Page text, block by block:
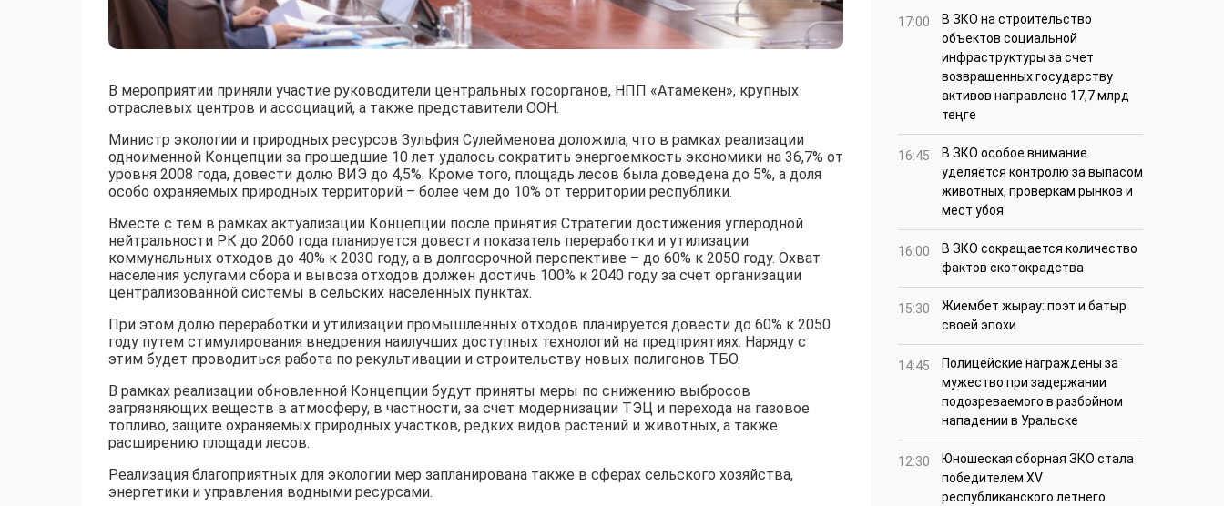
В мероприятии приняли участие руководители центральных госорганов, НПП «Атамекен», крупных
отраслевых центров и ассоциаций, а также представители ООН.
Министр экологии и природных ресурсов Зульфия Сулейменова доложила, что в рамках реализации
одноименной Концепции за прошедшие 10 лет удалось сократить энергоемкость экономики на 36,7% от
уровня 2008 года, довести долю ВИЭ до 4,5%. Кроме того, площадь лесов была доведена до 5%, а доля
особо охраняемых природных территорий – более чем до 10% от территории республики.
Вместе с тем в рамках актуализации Концепции после принятия Стратегии достижения углеродной
нейтральности РК до 2060 года планируется довести показатель переработки и утилизации
коммунальных отходов до 40% к 2030 году, а в долгосрочной перспективе – до 60% к 2050 году. Охват
населения услугами сбора и вывоза отходов должен достичь 100% к 2040 году за счет организации
централизованной системы в сельских населенных пунктах.
При этом долю переработки и утилизации промышленных отходов планируется довести до 60% к 2050
году путем стимулирования внедрения наилучших доступных технологий на предприятиях. Наряду с
этим будет проводиться работа по рекультивации и строительству новых полигонов ТБО.
В рамках реализации обновленной Концепции будут приняты меры по снижению выбросов
загрязняющих веществ в атмосферу, в частности, за счет модернизации ТЭЦ и перехода на газовое
топливо, защите охраняемых природных участков, редких видов растений и животных, а также
расширению площади лесов.
Реализация благоприятных для экологии мер запланирована также в сферах сельского хозяйства,
энергетики и управления водными ресурсами.
17:00
В ЗКО на строительство
объектов социальной
инфраструктуры за счет
возвращенных государству
активов направлено 17,7 млрд
теңге
16:45
В ЗКО особое внимание
уделяется контролю за выпасом
животных, проверкам рынков и
мест убоя
16:00
В ЗКО сокращается количество
фактов скотокрадства
15:30
Жиембет жырау: поэт и батыр
своей эпохи
14:45
Полицейские награждены за
мужество при задержании
подозреваемого в разбойном
нападении в Уральске
12:30
Юношеская сборная ЗКО стала
победителем XV
республиканского летнего